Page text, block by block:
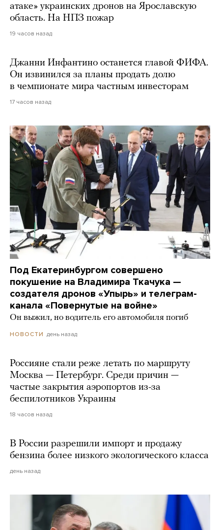
атаке» украинских дронов на Ярославскую
область. На НПЗ пожар
19 часов назад
Джанни Инфантино останется главой ФИФА.
Он извинился за планы продать долю
в чемпионате мира частным инвесторам
17 часов назад
Под Екатеринбургом совершено
покушение на Владимира Ткачука —
создателя дронов «Упырь» и телеграм-
канала «Повернутые на войне»
Он выжил, но водитель его автомобиля погиб
НОВОСТИ день назад
Россияне стали реже летать по маршруту
Москва — Петербург. Среди причин —
частые закрытия аэропортов из-за
беспилотников Украины
18 часов назад
В России разрешили импорт и продажу
бензина более низкого экологического класса
день назад